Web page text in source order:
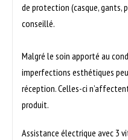
de protection (casque,
conseillé.
Malgré le soin apporté au
imperfections esthétiques
réception. Celles-ci
produit.
Assistance électrique avec 3